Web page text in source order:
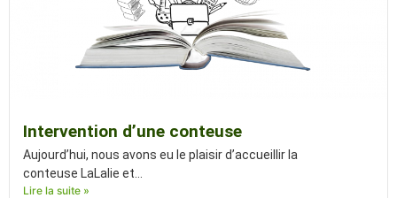
Intervention d’une conteuse
Aujourd’hui, nous avons eu le plaisir d’accueillir la
conteuse LaLalie et...
Lire la suite »